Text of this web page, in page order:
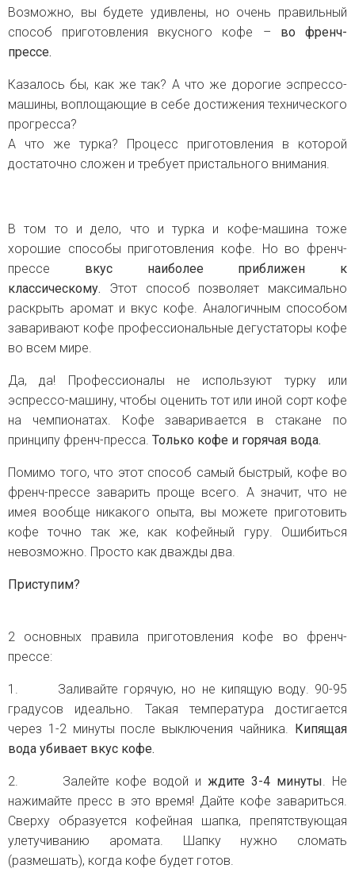
Возможно, вы будете удивлены, но очень правильный
способ приготовления вкусного кофе – во френч-
прессе.
Казалось бы, как же так? А что же дорогие эспрессо-
машины, воплощающие в себе достижения технического
прогресса?
А что же турка? Процесс приготовления в которой
достаточно сложен и требует пристального внимания.
В том то и дело, что и турка и кофе-машина тоже
хорошие способы приготовления кофе. Но во френч-
прессе вкус наиболее приближен к
классическому. Этот способ позволяет максимально
раскрыть аромат и вкус кофе. Аналогичным способом
заваривают кофе профессиональные дегустаторы кофе
во всем мире.
Да, да! Профессионалы не используют турку или
эспрессо-машину, чтобы оценить тот или иной сорт кофе
на чемпионатах. Кофе заваривается в стакане по
принципу френч-пресса. Только кофе и горячая вода.
Помимо того, что этот способ самый быстрый, кофе во
френч-прессе заварить проще всего. А значит, что не
имея вообще никакого опыта, вы можете приготовить
кофе точно так же, как кофейный гуру. Ошибиться
невозможно. Просто как дважды два.
Приступим?
2 основных правила приготовления кофе во френч-
прессе:
1. Заливайте горячую, но не кипящую воду. 90-95
градусов идеально. Такая температура достигается
через 1-2 минуты после выключения чайника. Кипящая
вода убивает вкус кофе.
2. Залейте кофе водой и ждите 3-4 минуты. Не
нажимайте пресс в это время! Дайте кофе завариться.
Сверху образуется кофейная шапка, препятствующая
улетучиванию аромата. Шапку нужно сломать
(размешать), когда кофе будет готов.